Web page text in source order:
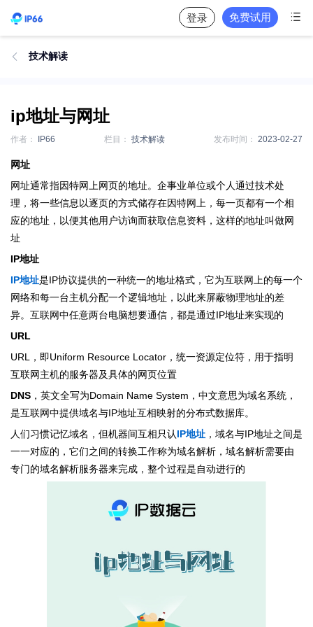
登录 免费试用 
 技术解读
ip地址与网址
作者： IP66 栏目： 技术解读 发布时间： 2023-02-27
网址
网址通常指因特网上网页的地址。企事业单位或个人通过技术处
理，将一些信息以逐页的方式储存在因特网上，每一页都有一个相
应的地址，以便其他用户访询而获取信息资料，这样的地址叫做网
址
IP地址
IP地址是IP协议提供的一种统一的地址格式，它为互联网上的每一个
网络和每一台主机分配一个逻辑地址，以此来屏蔽物理地址的差
异。互联网中任意两台电脑想要通信，都是通过IP地址来实现的
URL
URL，即Uniform Resource Locator，统一资源定位符，用于指明
互联网主机的服务器及具体的网页位置
DNS ，英文全写为Domain Name System，中文意思为域名系统，
是互联网中提供域名与IP地址互相映射的分布式数据库。
人们习惯记忆域名，但机器间互相只认IP地址 ，域名与IP地址之间是
一一对应的，它们之间的转换工作称为域名解析，域名解析需要由
专门的域名解析服务器来完成，整个过程是自动进行的